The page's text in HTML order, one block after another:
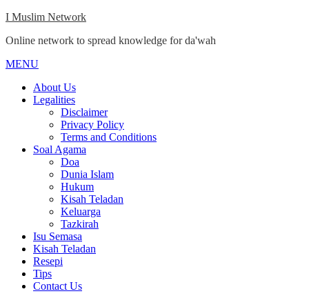
Skip
content
I Muslim Network
Online network to spread knowledge for da'wah
MENU
Menu
About Us
Legalities
Disclaimer
Privacy Policy
Terms and Conditions
Soal Agama
Doa
Dunia Islam
Hukum
Kisah Teladan
Keluarga
Tazkirah
Isu Semasa
Kisah Teladan
Resepi
Tips
Contact Us